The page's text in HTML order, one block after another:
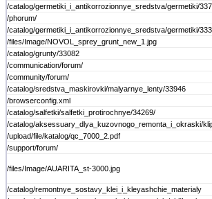
/catalog/germetiki_i_antikorrozionnye_sredstva/germetiki/
/phorum/
/catalog/germetiki_i_antikorrozionnye_sredstva/germetiki/
/files/Image/NOVOL_sprey_grunt_new_1.jpg
/catalog/grunty/33082
/communication/forum/
/community/forum/
/catalog/sredstva_maskirovki/malyarnye_lenty/33946
/browserconfig.xml
/catalog/salfetki/salfetki_protirochnye/34269/
/catalog/aksessuary_dlya_kuzovnogo_remonta_i_okraski/
/upload/file/katalog/qc_7000_2.pdf
/support/forum/
/files/Image/AUARITA_st-3000.jpg
/catalog/remontnye_sostavy_klei_i_kleyashchie_materialy